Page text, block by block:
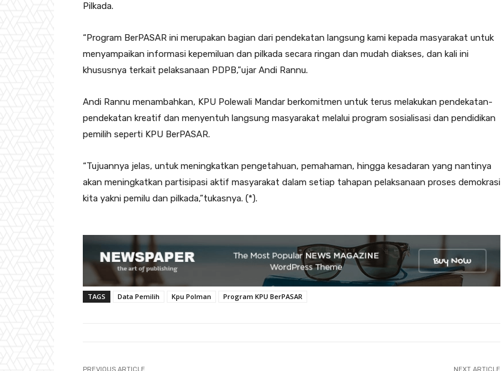
Pilkada.
“Program BerPASAR ini merupakan bagian dari pendekatan langsung kami kepada masyarakat untuk
menyampaikan informasi kepemiluan dan pilkada secara ringan dan mudah diakses, dan kali ini
khususnya terkait pelaksanaan PDPB,”ujar Andi Rannu.
Andi Rannu menambahkan, KPU Polewali Mandar berkomitmen untuk terus melakukan pendekatan-
pendekatan kreatif dan menyentuh langsung masyarakat melalui program sosialisasi dan pendidikan
pemilih seperti KPU BerPASAR.
“Tujuannya jelas, untuk meningkatkan pengetahuan, pemahaman, hingga kesadaran yang nantinya
akan meningkatkan partisipasi aktif masyarakat dalam setiap tahapan pelaksanaan proses demokrasi
kita yakni pemilu dan pilkada,”tukasnya. (*).
TAGS Data Pemilih Kpu Polman Program KPU BerPASAR